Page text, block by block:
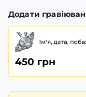
Додати
Ім'я, дата,
450 грн